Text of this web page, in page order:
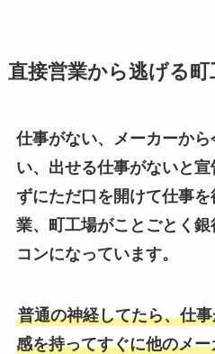
直接営業から逃げる
仕事がない、メーカーか
い、出せる仕事がないと
ずにただ口を開けて仕事
業、町工場がことごとく
コンになっています。
普通の神経してたら、仕
感を持ってすぐに他のメ